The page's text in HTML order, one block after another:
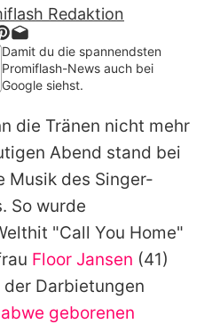
Richtlinien
Redaktion
Damit du die spannendsten
Promiflash-News auch bei
Google siehst.
die Tränen nicht mehr
Abend stand bei
Musik des Singer-
So wurde
"Call You Home"
Floor Jansen (41)
Darbietungen
geborenen